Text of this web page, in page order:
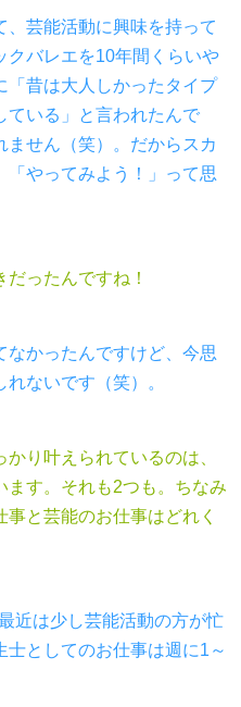
、芸能活動に興味を持って
クバレエを10年間くらいや
「昔は大人しかったタイプ
ている」と言われたんで
せん（笑）。だからスカ
「やってみよう！」って思
ったんですね！
なかったんですけど、今思
ないです（笑）。
り叶えられているのは、
ます。それも2つも。ちなみ
と芸能のお仕事はどれく
近は少し芸能活動の方が忙
士としてのお仕事は週に1～